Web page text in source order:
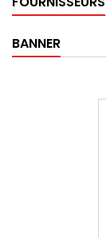
BANNER